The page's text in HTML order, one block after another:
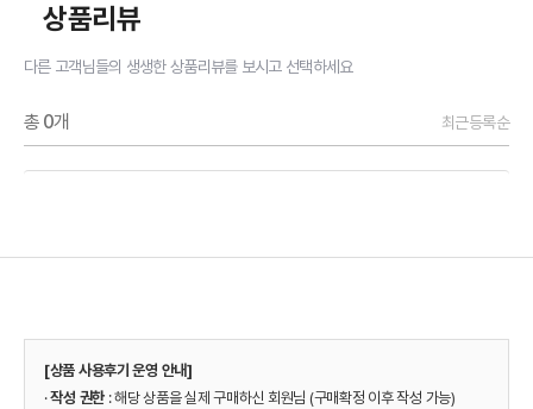
상품리뷰
다른 고객님들의 생생한 상품리뷰를 보시고 선택하세요
총 0개 최근등록순
[상품 사용후기 운영 안내]
·작성 권한 : 해당 상품을 실제 구매하신 회원님 (구매확정 이후 작성 가능)